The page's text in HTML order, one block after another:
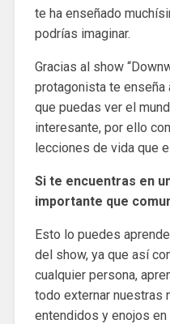
te ha enseñado
podrías imaginar.
Gracias al show
protagonista te enseña
que puedas ver el
interesante, por ello
lecciones de vida que
Si te encuentras en
importante que
Esto lo puedes
del show, ya que así
cualquier persona,
todo externar nuestras
entendidos y enojos en